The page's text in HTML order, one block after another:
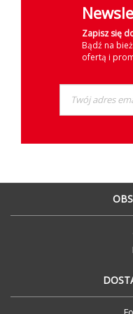
Zapisz się
Bądź na
ofertą i